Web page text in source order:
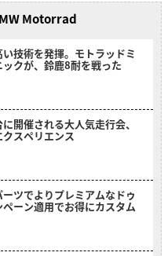
Motorrad
技術を発揮。モトラッドミ
クが、鈴鹿8耐を戦った
開催される大人気走行会、
スペリエンス
ツでよりプレミアムなドゥ
ーン適用でお得にカスタム